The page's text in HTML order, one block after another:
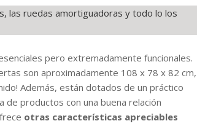
las ruedas amortiguadoras y todo lo los
pero extremadamente funcionales.
son aproximadamente 108 x 78 x 82 cm,
Además, están dotados de un práctico
productos con una buena relación
otras características apreciables